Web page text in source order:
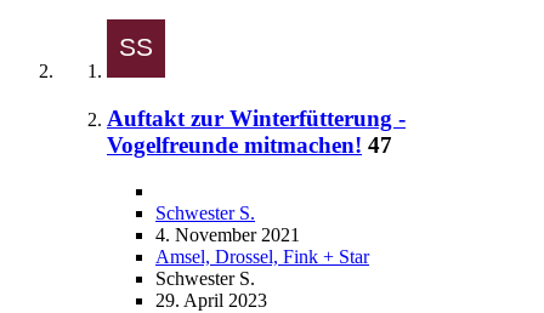
Auftakt zur Winterfütterung -
Vogelfreunde mitmachen! 47
Schwester S.
4. November 2021
Amsel, Drossel, Fink + Star
Schwester S.
29. April 2023